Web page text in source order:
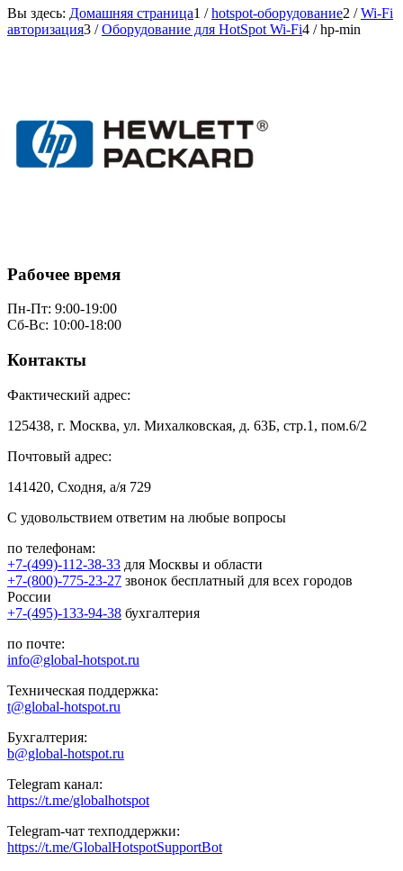
Вы здесь: Домашняя страница1 / hotspot-оборудование2 / Wi-Fi
авторизация3 / Оборудование для HotSpot Wi-Fi4 / hp-min
Рабочее время
Пн-Пт: 9:00-19:00
Сб-Вс: 10:00-18:00
Контакты
Фактический адрес:
125438, г. Москва, ул. Михалковская, д. 63Б, стр.1, пом.6/2
Почтовый адрес:
141420, Сходня, а/я 729
С удовольствием ответим на любые вопросы
по телефонам:
+7-(499)-112-38-33 для Москвы и области
+7-(800)-775-23-27 звонок бесплатный для всех городов
России
+7-(495)-133-94-38 бухгалтерия
по почте:
info@global-hotspot.ru
Техническая поддержка:
t@global-hotspot.ru
Бухгалтерия:
b@global-hotspot.ru
Telegram канал:
https://t.me/globalhotspot
Telegram-чат техподдержки:
https://t.me/GlobalHotspotSupportBot